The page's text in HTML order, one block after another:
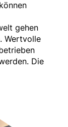
gehen
Wertvolle
Die